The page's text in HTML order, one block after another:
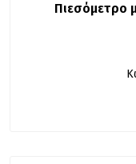
Πιεσόμετρο